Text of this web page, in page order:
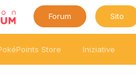
Forum Sito
Store Iniziative